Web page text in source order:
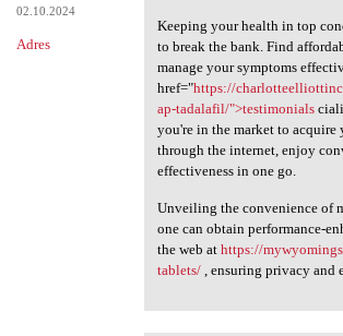
02.10.2024
Adres
Keeping your health in top
to break the bank. Find
manage your symptoms
href="https://
ap-tadalafil/">testimonials
you're in the market to acquire
through the internet, enjoy
effectiveness in one go.
Unveiling the convenience of
one can obtain performance-
the web at https://
tablets/, ensuring privacy and